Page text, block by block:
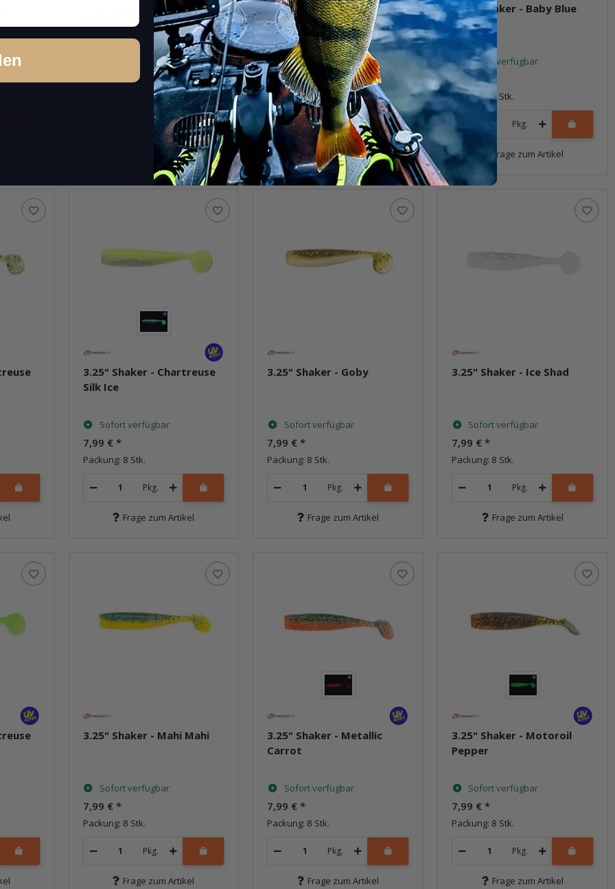
3.25" Shaker - Arkansas
Sofort verfügbar
Pkg.
Frage zum Artikel
3.25" Shaker - Atomic
Chicken
Knapper Lagerbestand
7,99 €*
Packung: 8 Stk.
Pkg.
Frage zum Artikel
3.25" Shaker - Baby Blue
Shad
Sofort verfügbar
7,99 €*
Packung: 8 Stk.
Pkg.
Frage zum Artikel
3.25" Shaker - Chartreuse
Silk Ice
Sofort verfügbar
7,99 € *
Packung: 8 Stk.
Pkg.
Frage zum Artikel
3.25" Shaker - Goby
Sofort verfügbar
7,99 €*
Packung: 8 Stk.
Pkg.
Frage zum Artikel
3.25" Shaker - Ice Shad
Sofort verfügbar
7,99 €*
Packung: 8 Stk.
Pkg.
Frage zum Artikel
3.25" Shaker - Mahi Mahi
Sofort verfügbar
7,99 € *
Packung: 8 Stk.
Pkg.
Frage zum Artikel
3.25" Shaker - Metallic
Carrot
Sofort verfügbar
7,99 €*
Packung: 8 Stk.
Pkg.
Frage zum Artikel
3.25" Shaker - Motoroil
Pepper
Sofort verfügbar
7,99 €*
Packung: 8 Stk.
Pkg.
Frage zum Artikel